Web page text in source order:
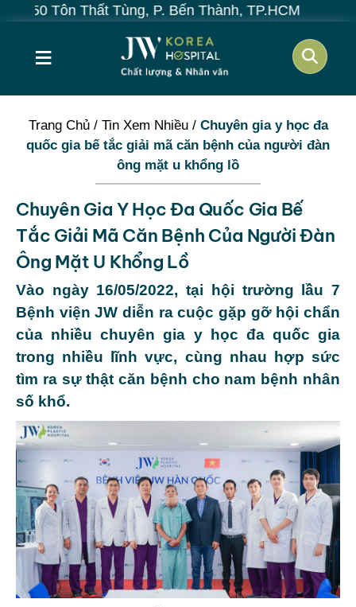
Tùng, P. Bến Thành, TP.HCM
≡
Trang Chủ/ Tin Xem Nhiều/ Chuyên gia y học đa
quốc gia bế tắc giải mã căn bệnh của người đàn
ông mặt u khổng lồ
Chuyên Gia Y Học Đa Quốc Gia Bế
Tắc Giải Mã Căn Bệnh Của Người Đàn
Ông Mặt U Khổng Lồ
Vào ngày 16/05/2022, tại hội trường lầu 7
Bệnh viện JW diễn ra cuộc gặp gỡ hội chẩn
của nhiều chuyên gia y học đa quốc gia
trong nhiều lĩnh vực, cùng nhau hợp sức
tìm ra sự thật căn bệnh cho nam bệnh nhân
số khổ.